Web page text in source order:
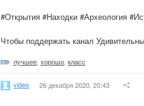
#Открытия #Находки #Археология
Чтобы поддержать канал
лучшее хорошо класс
video 26 декабря 2020, 20:43